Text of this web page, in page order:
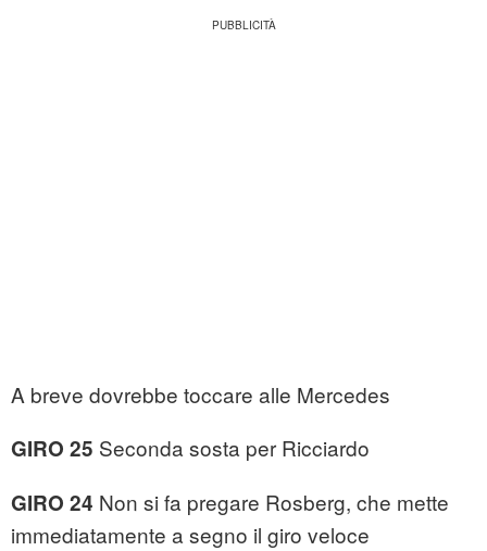
A breve dovrebbe toccare alle Mercedes
GIRO 25 Seconda sosta per Ricciardo
GIRO 24 Non si fa pregare Rosberg, che mette
immediatamente a segno il giro veloce